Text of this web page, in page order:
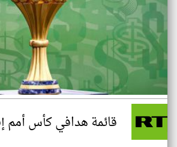
قائمة هدافي كأس أمم